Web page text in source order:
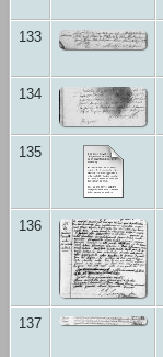
133
134
135
136
137